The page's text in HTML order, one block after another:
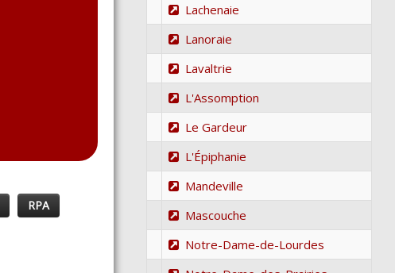
RPA
Lachenaie
Lanoraie
Lavaltrie
L'Assomption
Le Gardeur
L'Épiphanie
Mandeville
Mascouche
Notre-Dame-de-Lourdes